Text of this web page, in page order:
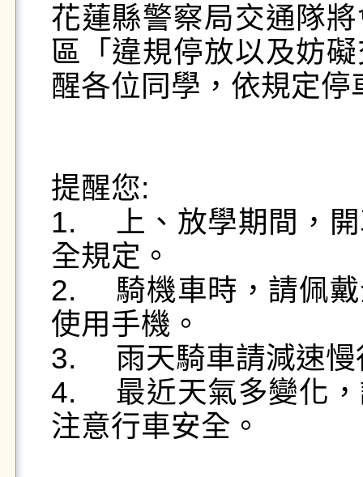
花蓮縣警察局交通隊
區「違規停放以及妨
醒各位同學，依規定
提醒您:
1.	上、放學期間，開車或騎乘機車謹遵各項道路安
全規定。
2.	騎機車時，請佩戴全罩式安全帽，不可邊騎車邊
使用手機。
3.	雨天騎車請減速慢行，注意左右來車。
4.	最近天氣多變化，請注意保暖，切勿疲勞駕駛，
注意行車安全。